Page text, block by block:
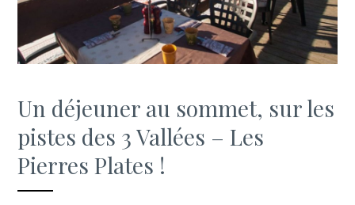
Un déjeuner au sommet, sur les
pistes des 3 Vallées – Les
Pierres Plates !